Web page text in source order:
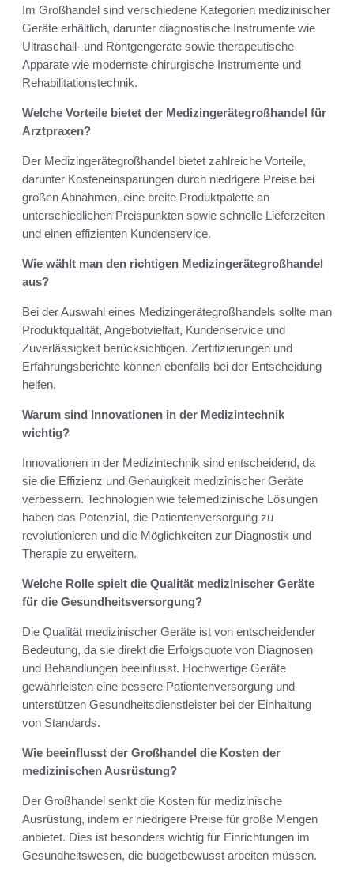
Im Großhandel sind verschiedene Kategorien medizinischer
Geräte erhältlich, darunter diagnostische Instrumente wie
Ultraschall- und Röntgengeräte sowie therapeutische
Apparate wie modernste chirurgische Instrumente und
Rehabilitationstechnik.
Welche Vorteile bietet der Medizingerätegroßhandel für
Arztpraxen?
Der Medizingerätegroßhandel bietet zahlreiche Vorteile,
darunter Kosteneinsparungen durch niedrigere Preise bei
großen Abnahmen, eine breite Produktpalette an
unterschiedlichen Preispunkten sowie schnelle Lieferzeiten
und einen effizienten Kundenservice.
Wie wählt man den richtigen Medizingerätegroßhandel
aus?
Bei der Auswahl eines Medizingerätegroßhandels sollte man
Produktqualität, Angebotvielfalt, Kundenservice und
Zuverlässigkeit berücksichtigen. Zertifizierungen und
Erfahrungsberichte können ebenfalls bei der Entscheidung
helfen.
Warum sind Innovationen in der Medizintechnik
wichtig?
Innovationen in der Medizintechnik sind entscheidend, da
sie die Effizienz und Genauigkeit medizinischer Geräte
verbessern. Technologien wie telemedizinische Lösungen
haben das Potenzial, die Patientenversorgung zu
revolutionieren und die Möglichkeiten zur Diagnostik und
Therapie zu erweitern.
Welche Rolle spielt die Qualität medizinischer Geräte
für die Gesundheitsversorgung?
Die Qualität medizinischer Geräte ist von entscheidender
Bedeutung, da sie direkt die Erfolgsquote von Diagnosen
und Behandlungen beeinflusst. Hochwertige Geräte
gewährleisten eine bessere Patientenversorgung und
unterstützen Gesundheitsdienstleister bei der Einhaltung
von Standards.
Wie beeinflusst der Großhandel die Kosten der
medizinischen Ausrüstung?
Der Großhandel senkt die Kosten für medizinische
Ausrüstung, indem er niedrigere Preise für große Mengen
anbietet. Dies ist besonders wichtig für Einrichtungen im
Gesundheitswesen, die budgetbewusst arbeiten müssen.